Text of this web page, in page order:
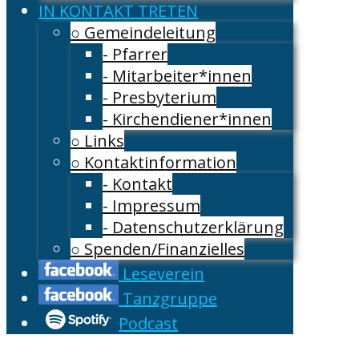
IN KONTAKT TRETEN
○ Gemeindeleitung
- Pfarrer
- Mitarbeiter*innen
- Presbyterium
- Kirchendiener*innen
○ Links
○ Kontaktinformation
- Kontakt
- Impressum
- Datenschutzerklärung
○ Spenden/Finanzielles
Leseverein
Tanzgruppe
Podcast